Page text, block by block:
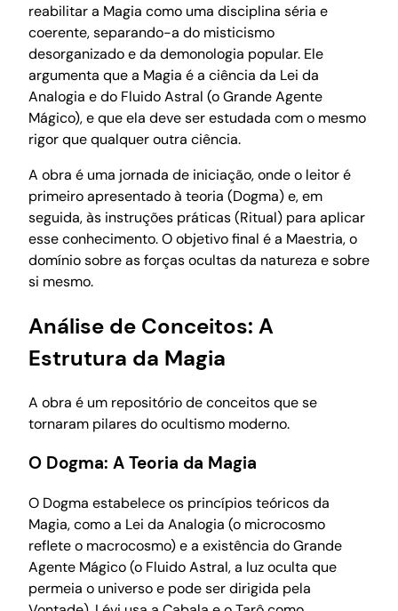
reabilitar a Magia como uma disciplina séria e
coerente, separando-a do misticismo
desorganizado e da demonologia popular. Ele
argumenta que a Magia é a ciência da Lei da
Analogia e do Fluido Astral (o Grande Agente
Mágico), e que ela deve ser estudada com o mesmo
rigor que qualquer outra ciência.
A obra é uma jornada de iniciação, onde o leitor é
primeiro apresentado à teoria (Dogma) e, em
seguida, às instruções práticas (Ritual) para aplicar
esse conhecimento. O objetivo final é a Maestria, o
domínio sobre as forças ocultas da natureza e sobre
si mesmo.
Análise de Conceitos: A
Estrutura da Magia
A obra é um repositório de conceitos que se
tornaram pilares do ocultismo moderno.
O Dogma: A Teoria da Magia
O Dogma estabelece os princípios teóricos da
Magia, como a Lei da Analogia (o microcosmo
reflete o macrocosmo) e a existência do Grande
Agente Mágico (o Fluido Astral, a luz oculta que
permeia o universo e pode ser dirigida pela